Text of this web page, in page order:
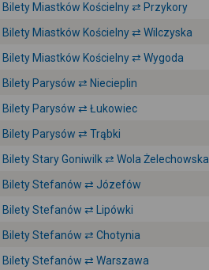
Bilety Miastków Kościelny ⇄ Przykory
Bilety Miastków Kościelny ⇄ Wilczyska
Bilety Miastków Kościelny ⇄ Wygoda
Bilety Parysów ⇄ Niecieplin
Bilety Parysów ⇄ Łukowiec
Bilety Parysów ⇄ Trąbki
Bilety Stary Goniwilk ⇄ Wola Żelechowska
Bilety Stefanów ⇄ Józefów
Bilety Stefanów ⇄ Lipówki
Bilety Stefanów ⇄ Chotynia
Bilety Stefanów ⇄ Warszawa